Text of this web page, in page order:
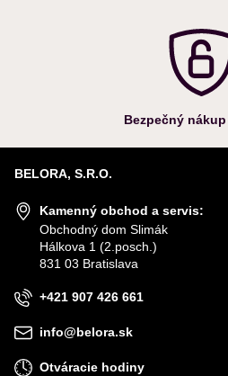
Bezpečný
BELORA, S.R.O.
Kamenný obchod a servis:
Obchodný dom Slimák
Hálkova 1 (2.posch.)
831 03 Bratislava
+421 907 426 661
info@belora.sk
Otváracie hodiny